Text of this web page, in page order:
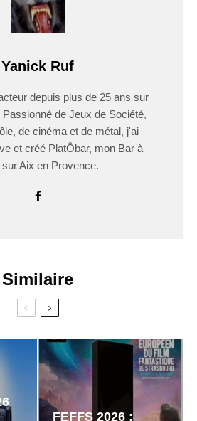
Yanick Ruf
depuis plus de 25 ans sur
de Jeux de Société,
de cinéma et de métal, j'ai
et créé PlatÔbar, mon Bar à
Aix en Provence.
Similaire
FEFFS 2026 :